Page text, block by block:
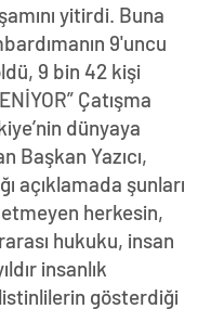
yitirdi. Buna
9'uncu
9 bin 42 kişi
Çatışma
dünyaya
Başkan Yazıcı,
açıklamada şunları
herkesin,
hukuku, insan
insanlık
gösterdiği